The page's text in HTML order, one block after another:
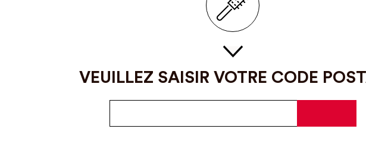
VEUILLEZ SAISIR VOTRE CODE